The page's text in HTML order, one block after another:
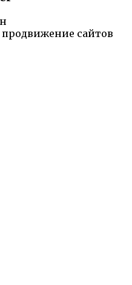
продвижение сайтов